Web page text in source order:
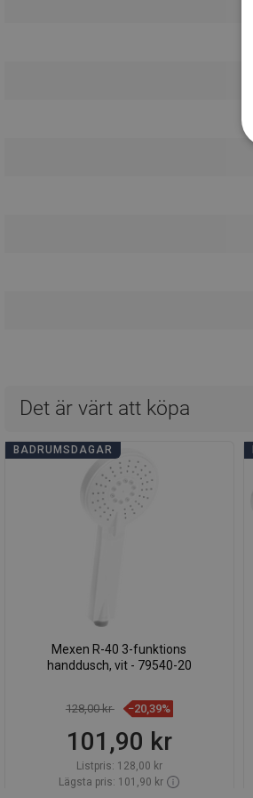
Det är värt att köpa
BADRUMSDAGAR
Mexen R-40 3-funktions
handdusch, vit - 79540-20
128,00 kr −20,39%
101,90 kr
Listpris: 128,00 kr
Lägsta pris: 101,90 kr